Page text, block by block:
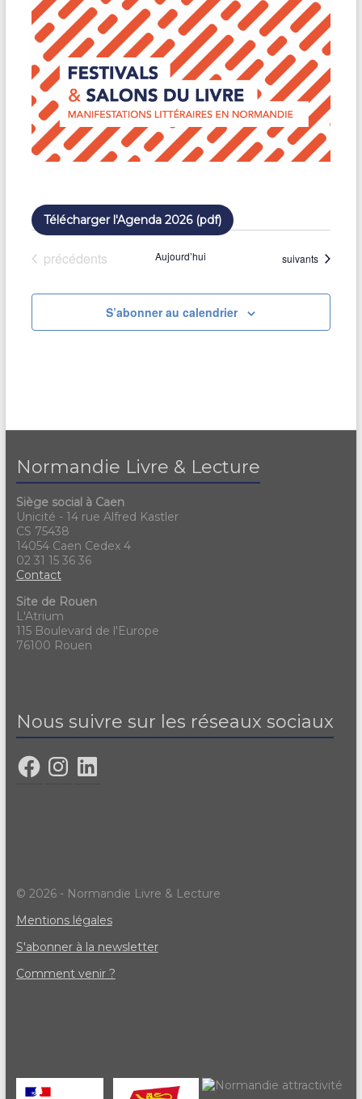
d
a
t
.
Télécharger l'Agenda 2026 (pdf)
Évènements
précédents Aujourd’hui Évènements
suivants
S’abonner au calendrier
Normandie Livre & Lecture
Siège social à Caen
Unicité - 14 rue Alfred Kastler
CS 75438
14054 Caen Cedex 4
02 31 15 36 36
Contact
Site de Rouen
L'Atrium
115 Boulevard de l'Europe
76100 Rouen
Nous suivre sur les réseaux sociaux
© 2026 - Normandie Livre & Lecture
Mentions légales
S'abonner à la newsletter
Comment venir ?